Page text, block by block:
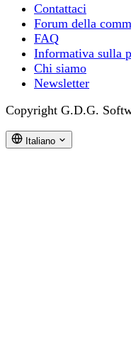
Contattaci
Forum della
FAQ
Informativa sulla
Chi siamo
Newsletter
Copyright G.D.G.
Italiano